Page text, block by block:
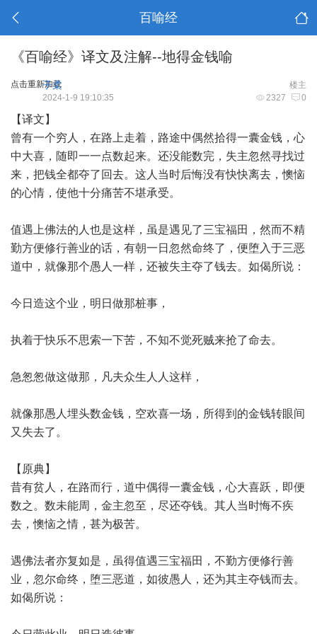
百喻经
《百喻经》译文及注解--地得金钱喻
点击重新加载 楼主
子柔
2327 0
2024-1-9 19:10:35
【译文】
曾有一个穷人，在路上走着，路途中偶然拾得一囊金钱，心
中大喜，随即一一点数起来。还没能数完，失主忽然寻找过
来，把钱全都夺了回去。这人当时后悔没有快快离去，懊恼
的心情，使他十分痛苦不堪承受。
值遇上佛法的人也是这样，虽是遇见了三宝福田，然而不精
勤方便修行善业的话，有朝一日忽然命终了，便堕入于三恶
道中，就像那个愚人一样，还被失主夺了钱去。如偈所说：
今日造这个业，明日做那桩事，
执着于快乐不思索一下苦，不知不觉死贼来抢了命去。
急怱怱做这做那，凡夫众生人人这样，
就像那愚人埋头数金钱，空欢喜一场，所得到的金钱转眼间
又失去了。
【原典】
昔有贫人，在路而行，道中偶得一囊金钱，心大喜跃，即便
数之。数未能周，金主忽至，尽还夺钱。其人当时悔不疾
去，懊恼之情，甚为极苦。
遇佛法者亦复如是，虽得值遇三宝福田，不勤方便修行善
业，忽尔命终，堕三恶道，如彼愚人，还为其主夺钱而去。
如偈所说：